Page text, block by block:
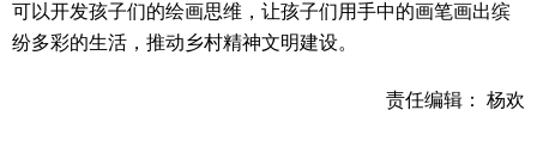
可以开发孩子们的绘画思维，让孩子们用手中的画笔画出缤
纷多彩的生活，推动乡村精神文明建设。
责任编辑： 杨欢